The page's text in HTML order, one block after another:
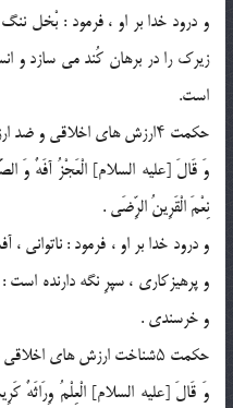
و درود خدا بر او ، فرمود : بْخل
زیرک را در برهان کُند مى سازد و
است.
حکمت ۴ارزش هاى اخلاقى و ضد ارزش ها(اخلاقى ، تربیتى)
وَ قَالَ [علیه السلام] الْعَجْزُ آفَهٌ وَ
نِعْمَ الْقَرِینُ الرِّضَى .
و درود خدا بر او ، فرمود :
و پرهیزکارى ، سپرِ نگه دارنده
و خرسندى .
حکمت ۵شناخت ارزش هاى اخلاقى (اخلاقى،سیاسی،اجتماعى)
وَ قَالَ [علیه السلام] الْعِلْمُ وِرَاثَهٌ